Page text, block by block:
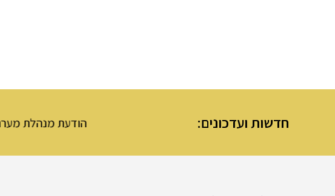
חדשות ועדכונים: הודעת מנהלת מערת המכפלה